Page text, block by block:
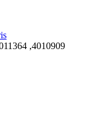
,4010909